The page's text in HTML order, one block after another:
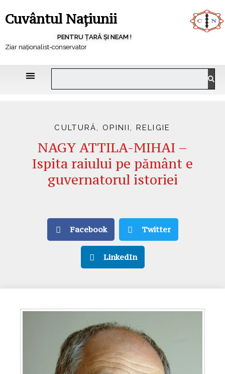
Cuvântul Națiunii
PENTRU ȚARĂ ȘI NEAM !
Ziar naționalist-conservator
CULTURĂ, OPINII, RELIGIE
NAGY ATTILA-MIHAI –
Ispita raiului pe pământ e
guvernatorul istoriei
Facebook Twitter
LinkedIn